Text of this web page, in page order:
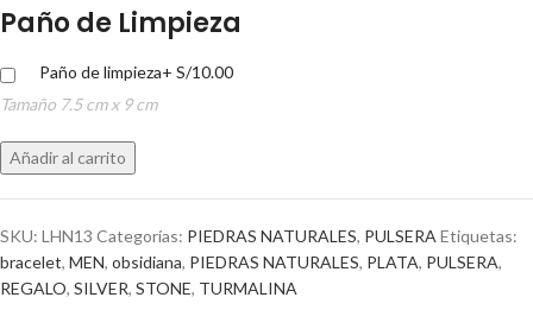
Paño de Limpieza
Paño de limpieza+ S/10.00
Tamaño 7.5 cm x 9 cm
Añadir al carrito
SKU: LHN13 Categorías: PIEDRAS NATURALES, PULSERA Etiquetas:
bracelet, MEN, obsidiana, PIEDRAS NATURALES, PLATA, PULSERA,
REGALO, SILVER, STONE, TURMALINA